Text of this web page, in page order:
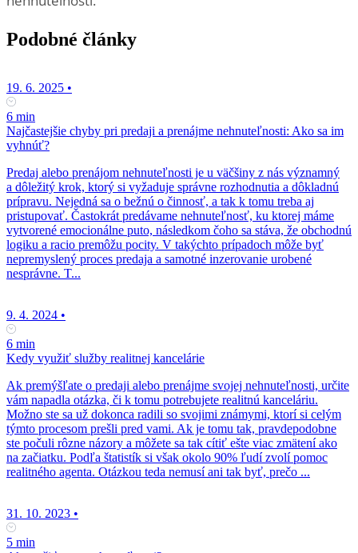
Podobné články
19. 6. 2025 •
6 min
Najčastejšie chyby pri predaji a prenájme nehnuteľnosti: Ako sa im
vyhnúť?
Predaj alebo prenájom nehnuteľnosti je u väčšiny z nás významný
a dôležitý krok, ktorý si vyžaduje správne rozhodnutia a dôkladnú
prípravu. Nejedná sa o bežnú o činnosť, a tak k tomu treba aj
pristupovať. Častokrát predávame nehnuteľnosť, ku ktorej máme
vytvorené emocionálne puto, následkom čoho sa stáva, že obchodnú
logiku a racio premôžu pocity. V takýchto prípadoch môže byť
nepremyslený proces predaja a samotné inzerovanie urobené
nesprávne. T...
9. 4. 2024 •
6 min
Kedy využiť služby realitnej kancelárie
Ak premýšľate o predaji alebo prenájme svojej nehnuteľnosti, určite
vám napadla otázka, či k tomu potrebujete realitnú kanceláriu.
Možno ste sa už dokonca radili so svojimi známymi, ktorí si celým
týmto procesom prešli pred vami. Ak je tomu tak, pravdepodobne
ste počuli rôzne názory a môžete sa tak cítiť ešte viac zmätení ako
na začiatku. Podľa štatistík si však okolo 90% ľudí zvolí pomoc
realitného agenta. Otázkou teda nemusí ani tak byť, prečo ...
31. 10. 2023 •
5 min